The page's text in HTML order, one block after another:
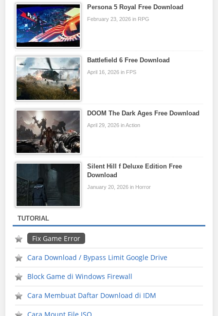
Persona 5 Royal Free Download
February 23, 2026 in RPG
Battlefield 6 Free Download
April 16, 2026 in FPS
DOOM The Dark Ages Free Download
April 29, 2026 in Action
Silent Hill f Deluxe Edition Free
Download
January 20, 2026 in Horror
TUTORIAL
Fix Game Error
Cara Download / Bypass Limit Google Drive
Block Game di Windows Firewall
Cara Membuat Daftar Download di IDM